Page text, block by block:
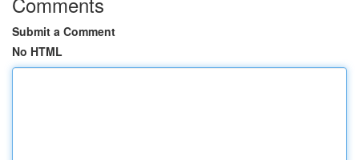
Submit a Comment
No HTML